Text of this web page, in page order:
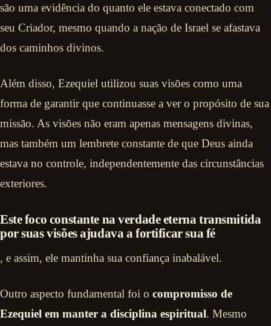
são uma evidência do quanto ele estava conectado com
seu Criador, mesmo quando a nação de Israel se afastava
dos caminhos divinos.
Além disso, Ezequiel utilizou suas visões como uma
forma de garantir que continuasse a ver o propósito de sua
missão. As visões não eram apenas mensagens divinas,
mas também um lembrete constante de que Deus ainda
estava no controle, independentemente das circunstâncias
exteriores.
Este foco constante na verdade eterna transmitida
por suas visões ajudava a fortificar sua fé
, e assim, ele mantinha sua confiança inabalável.
Outro aspecto fundamental foi o compromisso de
Ezequiel em manter a disciplina espiritual. Mesmo